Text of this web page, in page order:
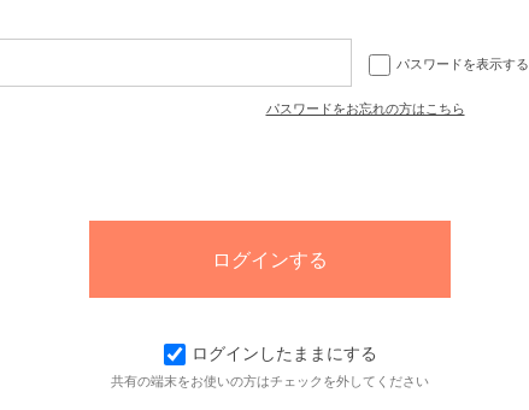
パスワードを表示する
パスワードをお忘れの方はこちら
ログインしたままにする
共有の端末をお使いの方はチェックを外してください